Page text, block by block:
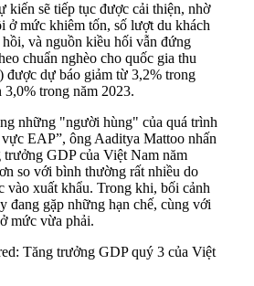
kiến sẽ tiếp tục được cải thiện, nhờ
ở mức khiêm tốn, số lượt du khách
và nguồn kiều hối vẫn đứng
chuẩn nghèo cho quốc gia thu
được dự báo giảm từ 3,2% trong
trong năm 2023.
những "người hùng" của quá trình
EAP”, ông Aaditya Mattoo nhấn
trưởng GDP của Việt Nam năm
so với bình thường rất nhiều do
vào xuất khẩu. Trong khi, bối cảnh
đang gặp những hạn chế, cùng với
mức vừa phải.
Tăng trưởng GDP quý 3 của Việt